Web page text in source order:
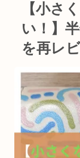
【小さ
い！】
を再レ